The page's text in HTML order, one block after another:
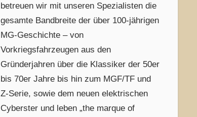
betreuen wir mit unseren Spezialisten die
gesamte Bandbreite der über 100-jährigen
MG-Geschichte – von
Vorkriegsfahrzeugen aus den
Gründerjahren über die Klassiker der 50er
bis 70er Jahre bis hin zum MGF/TF und
Z-Serie, sowie dem neuen elektrischen
Cyberster und leben „the marque of